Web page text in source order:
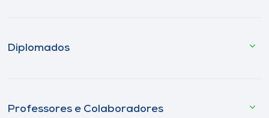
Diplomados
Professores e Colaboradores